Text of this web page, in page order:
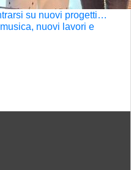
su nuovi progetti…
nuovi lavori e